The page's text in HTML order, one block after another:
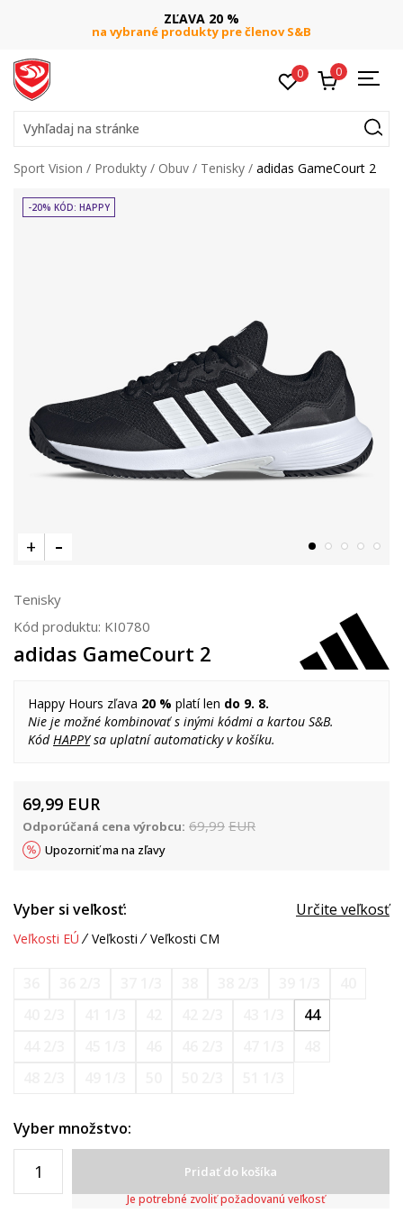
ZĽAVA 20 %
na vybrané produkty pre členov S&B
0 0
Vyhľadaj na stránke
Sport Vision Produkty Obuv Tenisky adidas GameCourt 2
-20% KÓD: HAPPY
Tenisky
Kód produktu: KI0780
adidas GameCourt 2
Happy Hours zľava 20 % platí len do 9. 8.
Nie je možné kombinovať s inými kódmi a kartou S&B.
KódHAPPYsa uplatní automaticky v košíku.
69,99 EUR
Odporúčaná cena výrobcu: 69,99 EUR
Upozorniť ma na zľavy
Vyber si veľkosť: Určite veľkosť
Veľkosti EÚ Veľkosti Veľkosti CM
44
Vyber množstvo:
Pridať do košíka
Je potrebné zvoliť požadovanú veľkosť